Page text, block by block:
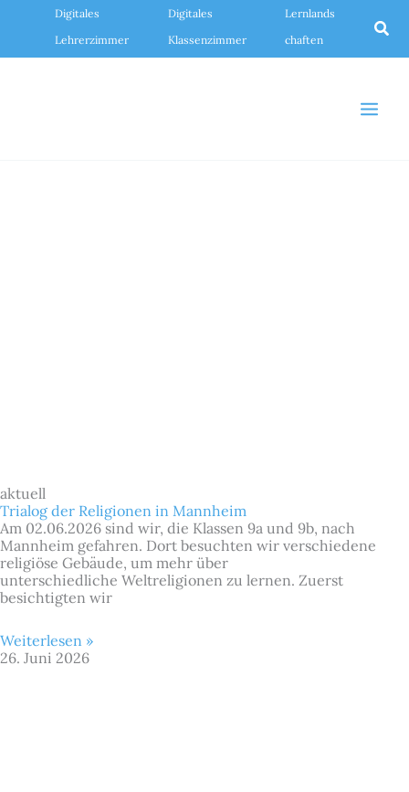
springen
Digitales
Lehrerzimmer
Digitales
Klassenzimmer
Lernlands
chaften
aktuell
Trialog der Religionen in Mannheim
Am 02.06.2026 sind wir, die Klassen 9a und 9b, nach
Mannheim gefahren. Dort besuchten wir verschiedene
religiöse Gebäude, um mehr über
unterschiedliche Weltreligionen zu lernen. Zuerst
besichtigten wir
Weiterlesen »
26. Juni 2026